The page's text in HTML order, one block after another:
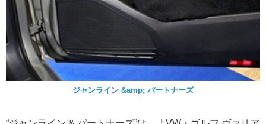
ジャンライン &amp; パートナーズ